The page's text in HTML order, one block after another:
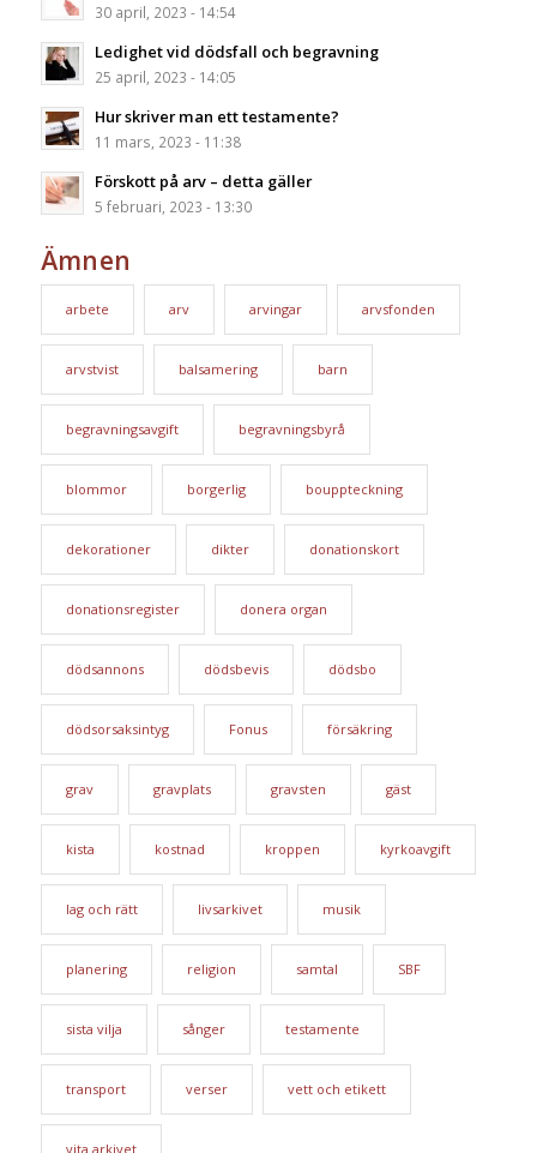
30 april, 2023 - 14:54
Ledighet vid dödsfall och begravning
25 april, 2023 - 14:05
Hur skriver man ett testamente?
11 mars, 2023 - 11:38
Förskott på arv – detta gäller
5 februari, 2023 - 13:30
Ämnen
arbete arv arvingar arvsfonden
arvstvist balsamering barn
begravningsavgift begravningsbyrå
blommor borgerlig bouppteckning
dekorationer dikter donationskort
donationsregister donera organ
dödsannons dödsbevis dödsbo
dödsorsaksintyg Fonus försäkring
grav gravplats gravsten gäst
kista kostnad kroppen kyrkoavgift
lag och rätt livsarkivet musik
planering religion samtal SBF
sista vilja sånger testamente
transport verser vett och etikett
vita arkivet